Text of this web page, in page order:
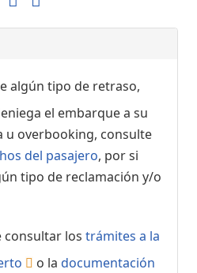
algún tipo de retraso,
el embarque a su
u overbooking, consulte
del pasajero, por si
tipo de reclamación y/o
consultar los trámites a la
o la documentación